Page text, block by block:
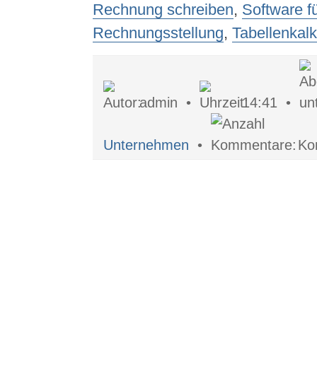
Rechnung schreiben, Software
Rechnungsstellung,
admin • 14:41 •
Unternehmen •